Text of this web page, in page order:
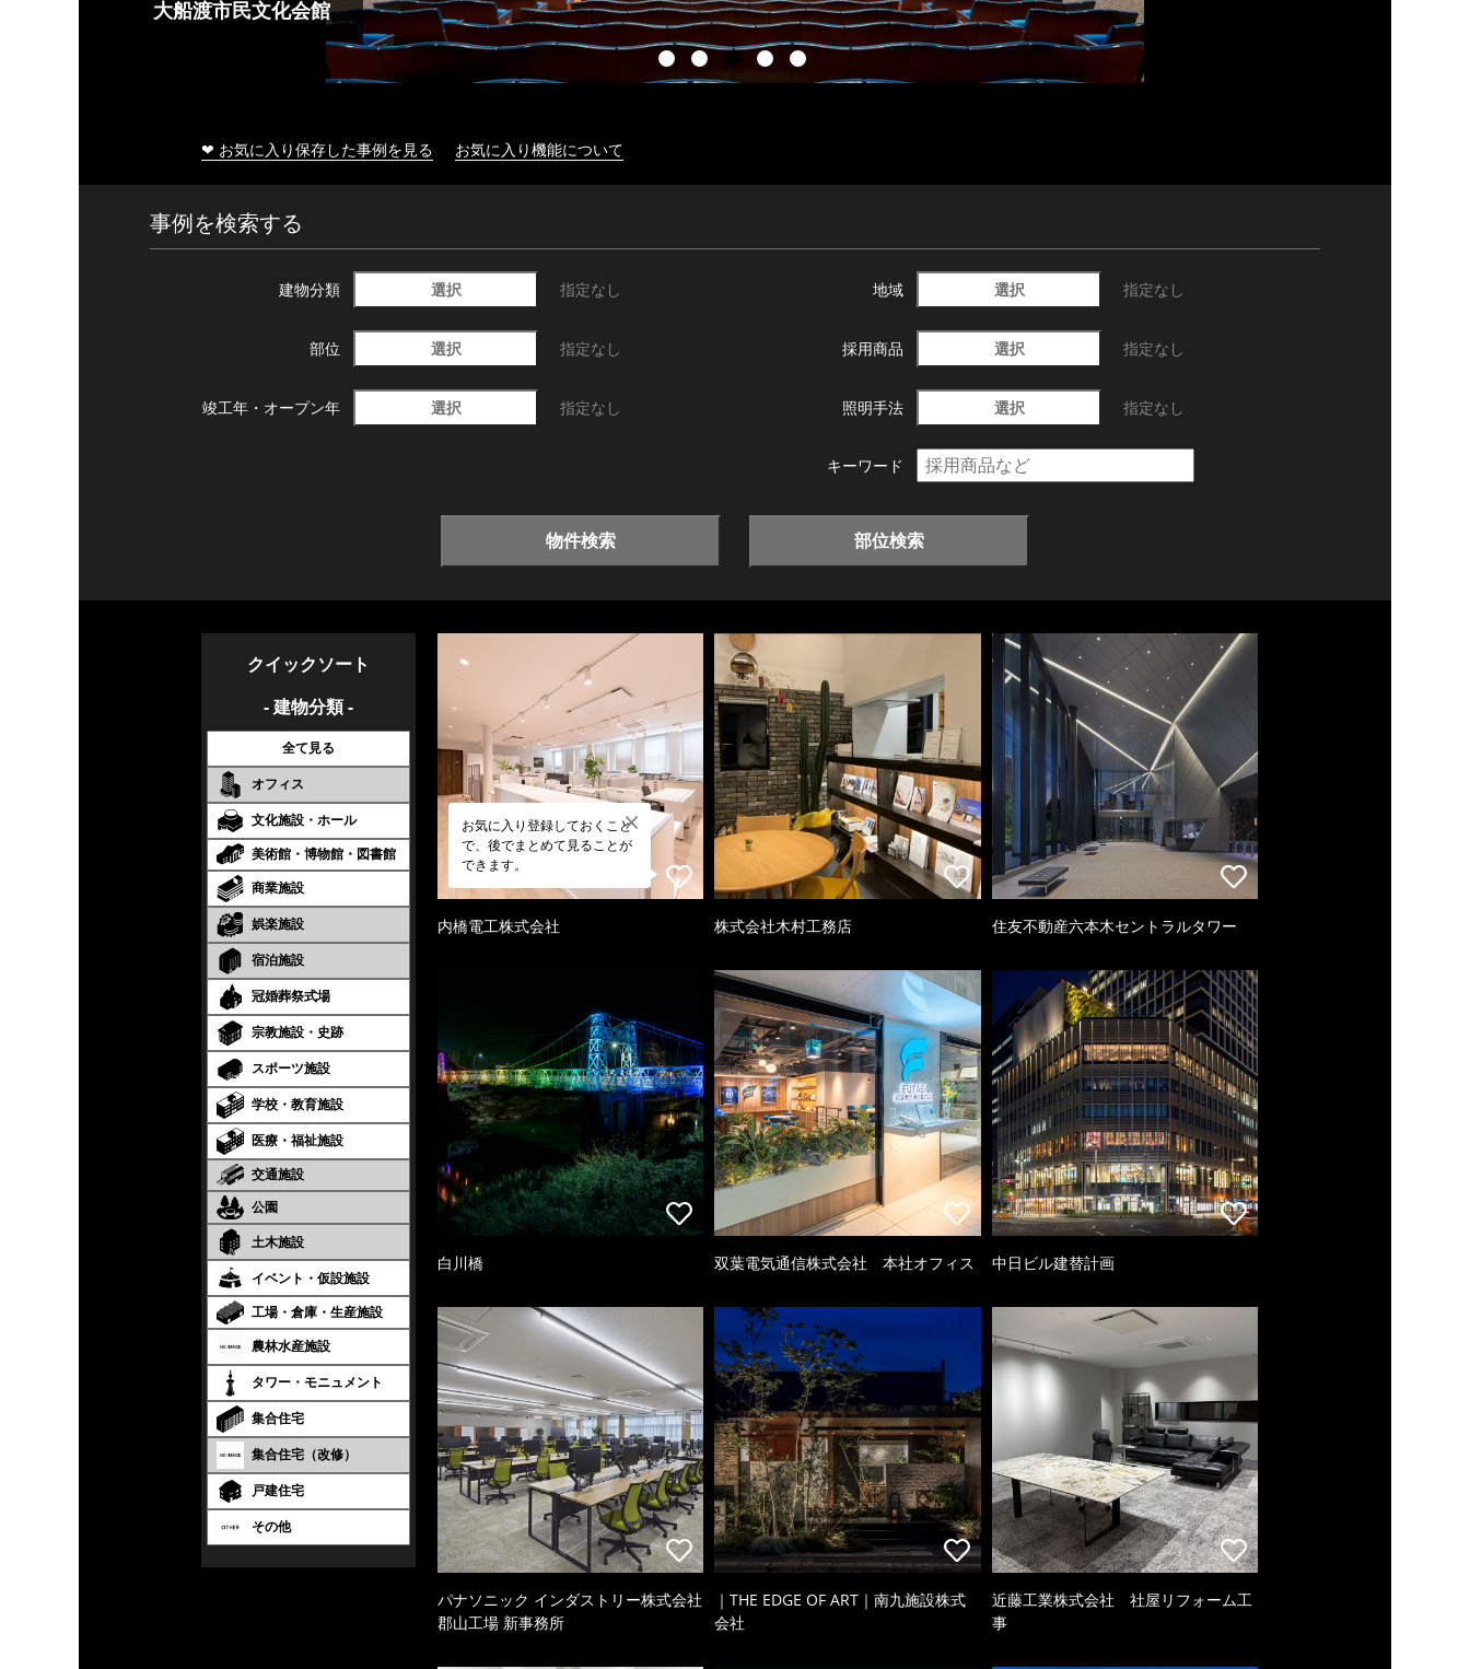
大船渡市民文化会館
❤ お気に入り保存した事例を見る お気に入り機能について
事例を検索する
建物分類 選択 指定なし 地域 選択 指定なし
部位 選択 指定なし 採用商品 選択 指定なし
竣工年・ オープン年 選択 指定なし 照明手法 選択 指定なし
キーワード
物件検索 部位検索
クイックソート
- 建物分類 -
全て見る
オフィス
文化施設・ホール
美術館・博物館・図書館
商業施設
娯楽施設
宿泊施設
冠婚葬祭式場
宗教施設・史跡
スポーツ施設
学校・教育施設
医療・福祉施設
交通施設
公園
土木施設
イベント・仮設施設
工場・倉庫・生産施設
農林水産施設
タワー・モニュメント
集合住宅
集合住宅（改修）
戸建住宅
その他
お気に入り登録しておくこと
で、後でまとめて見ることが
できます。
内橋電工株式会社 株式会社木村工務店 住友不動産六本木セントラルタワー
白川橋 双葉電気通信株式会社 本社オフィス 中日ビル建替計画
パナソニック インダストリー株式会社
郡山工場 新事務所
｜THE EDGE OF ART｜南九施設株式
会社
近藤工業株式会社 社屋リフォーム工
事